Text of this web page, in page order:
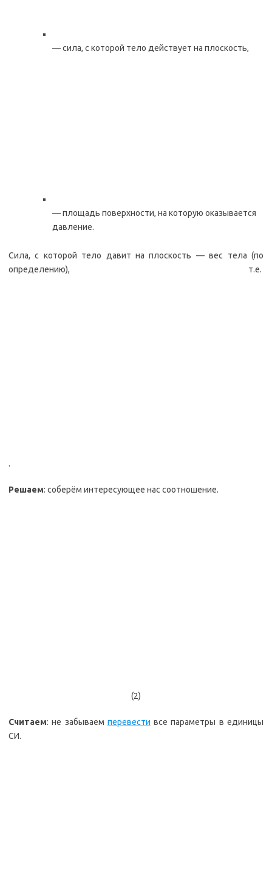
— сила, с которой тело действует на плоскость,
— площадь поверхности, на которую оказывается
давление.
Сила, с которой тело давит на плоскость — вес тела (по
определению), т.е.
.
Решаем: соберём интересующее нас соотношение.
(2)
Считаем: не забываем перевести все параметры в единицы
СИ.